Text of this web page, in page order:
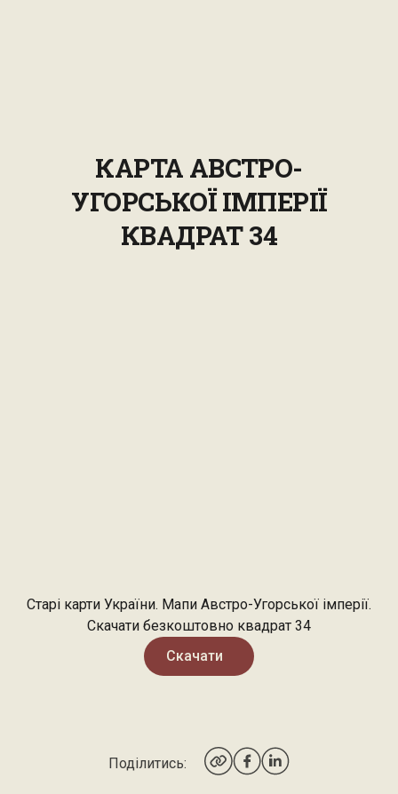
КАРТА АВСТРО-
УГОРСЬКОЇ ІМПЕРІЇ
КВАДРАТ 34
Старі карти України. Мапи Австро-Угорської імперії.
Скачати безкоштовно квадрат 34
Скачати
Поділитись: